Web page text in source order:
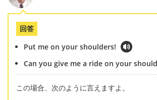
回答
Put me on your shoulders!
Can you give me a ride on your
この場合、次のように言えますよ。